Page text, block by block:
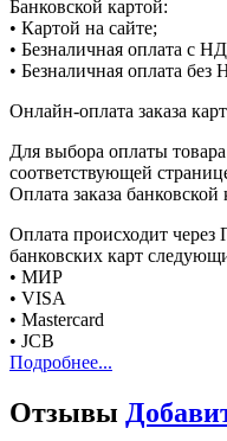
Банковской картой:
• Картой на сайте;
• Безналичная оплата с
• Безналичная оплата без
Онлайн-оплата заказа
Для выбора оплаты
соответствующей
Оплата заказа банковской
Оплата происходит
банковских карт
• МИР
• VISA
• Mastercard
• JCB
Подробнее...
Отзывы